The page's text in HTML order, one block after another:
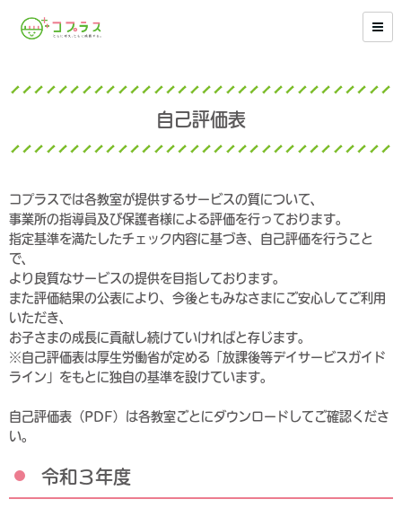
自己評価表
コプラスでは各教室が提供するサービスの質について、
事業所の指導員及び保護者様による評価を行っております。
指定基準を満たしたチェック内容に基づき、自己評価を行うこと
で、
より良質なサービスの提供を目指しております。
また評価結果の公表により、今後ともみなさまにご安心してご利用
いただき、
お子さまの成長に貢献し続けていければと存じます。
※自己評価表は厚生労働省が定める「放課後等デイサービスガイド
ライン」をもとに独自の基準を設けています。
自己評価表（PDF）は各教室ごとにダウンロードしてご確認くださ
い。
令和３年度